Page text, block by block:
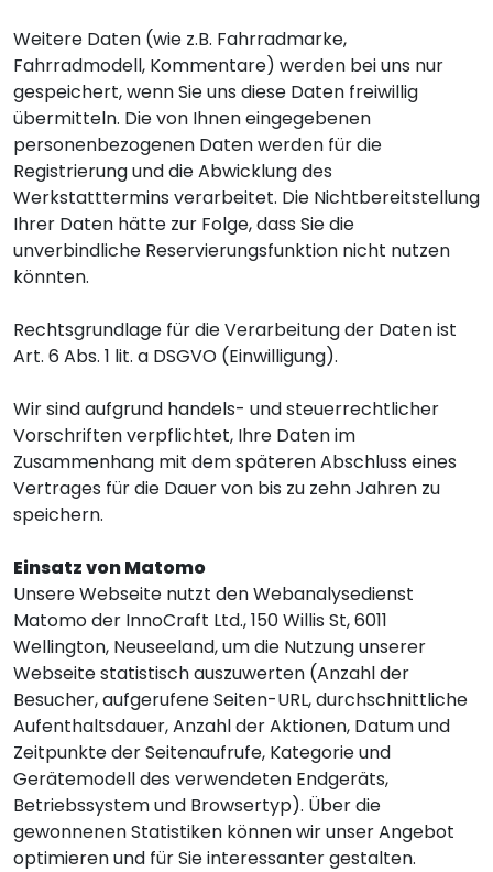
Weitere Daten (wie z.B. Fahrradmarke,
Fahrradmodell, Kommentare) werden bei uns nur
gespeichert, wenn Sie uns diese Daten freiwillig
übermitteln. Die von Ihnen eingegebenen
personenbezogenen Daten werden für die
Registrierung und die Abwicklung des
Werkstatttermins verarbeitet. Die Nichtbereitstellung
Ihrer Daten hätte zur Folge, dass Sie die
unverbindliche Reservierungsfunktion nicht nutzen
könnten.
Rechtsgrundlage für die Verarbeitung der Daten ist
Art. 6 Abs. 1 lit. a DSGVO (Einwilligung).
Wir sind aufgrund handels- und steuerrechtlicher
Vorschriften verpflichtet, Ihre Daten im
Zusammenhang mit dem späteren Abschluss eines
Vertrages für die Dauer von bis zu zehn Jahren zu
speichern.
Einsatz von Matomo
Unsere Webseite nutzt den Webanalysedienst
Matomo der InnoCraft Ltd., 150 Willis St, 6011
Wellington, Neuseeland, um die Nutzung unserer
Webseite statistisch auszuwerten (Anzahl der
Besucher, aufgerufene Seiten-URL, durchschnittliche
Aufenthaltsdauer, Anzahl der Aktionen, Datum und
Zeitpunkte der Seitenaufrufe, Kategorie und
Gerätemodell des verwendeten Endgeräts,
Betriebssystem und Browsertyp). Über die
gewonnenen Statistiken können wir unser Angebot
optimieren und für Sie interessanter gestalten.